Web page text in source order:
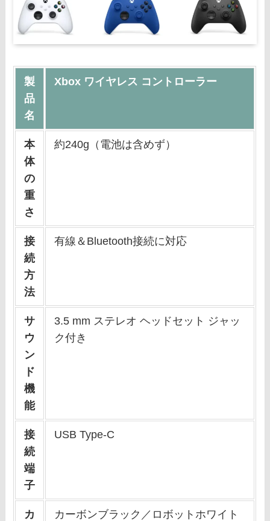
製
品
名
Xbox ワイヤレス コントローラー
本
体
の
重
さ
約240g（電池は含めず）
接
続
方
法
有線＆Bluetooth接続に対応
サ
ウ
ン
ド
機
能
3.5 mm ステレオ ヘッドセット ジャッ
ク付き
接
続
端
子
USB Type-C
カ
カーボンブラック／ロボットホワイト